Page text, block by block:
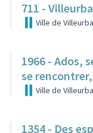
711 -
Ville de
1966 - Ados,
se
Ville de
1354 - Des